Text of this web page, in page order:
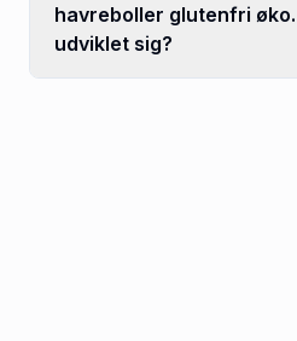
havreboller glutenfri
udviklet sig?